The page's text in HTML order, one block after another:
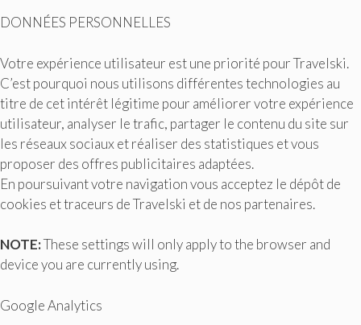
DONNÉES PERSONNELLES
Votre expérience utilisateur est une priorité pour Travelski.
C’est pourquoi nous utilisons différentes technologies au
titre de cet intérêt légitime pour améliorer votre expérience
utilisateur, analyser le trafic, partager le contenu du site sur
les réseaux sociaux et réaliser des statistiques et vous
proposer des offres publicitaires adaptées.
En poursuivant votre navigation vous acceptez le dépôt de
cookies et traceurs de Travelski et de nos partenaires.
NOTE:These settings will only apply to the browser and
device you are currently using.
Google Analytics